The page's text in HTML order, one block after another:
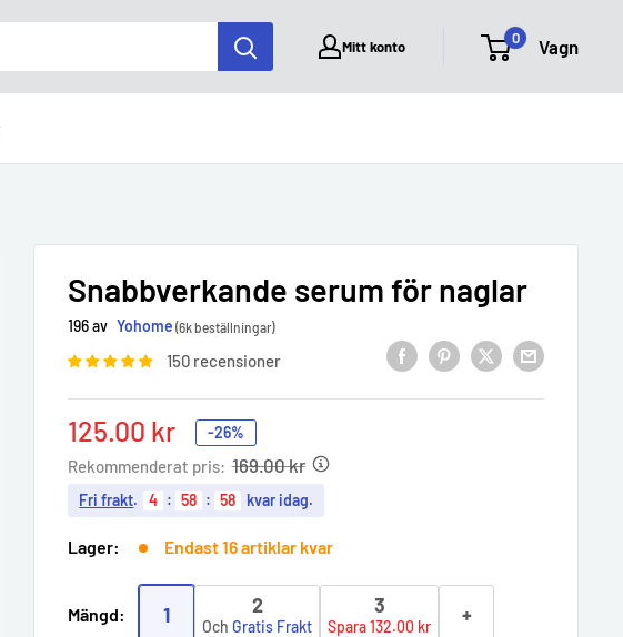
Mitt konto 0 Vagn
Snabbverkande serum för naglar
196 av Yohome (6k beställningar)
150 recensioner
Sale
price
125.00 kr -26%
Rekommenderat pris: 169.00 kr
Fri frakt. 4 : 58 : 57 kvar idag.
Lager: Endast 16 artiklar kvar
Mängd: 1 2
OchGratis Frakt
3
Spara 132.00 kr +